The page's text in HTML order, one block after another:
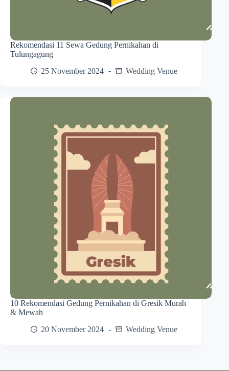
Rekomendasi 11 Sewa Gedung Pernikahan di
Tulungagung
25 November 2024
Wedding Venue
10 Rekomendasi Gedung Pernikahan di Gresik Murah
& Mewah
20 November 2024
Wedding Venue